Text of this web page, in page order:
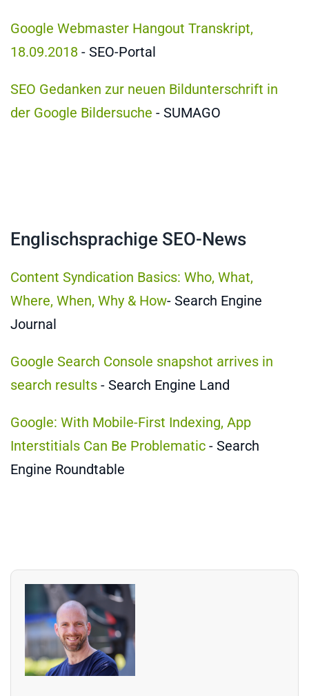
Google Webmaster Hangout Transkript,
18.09.2018 - SEO-Portal
SEO Gedanken zur neuen Bildunterschrift in
der Google Bildersuche - SUMAGO
Englischsprachige SEO-News
Content Syndication Basics: Who, What,
Where, When, Why & How- Search Engine
Journal
Google Search Console snapshot arrives in
search results - Search Engine Land
Google: With Mobile-First Indexing, App
Interstitials Can Be Problematic - Search
Engine Roundtable